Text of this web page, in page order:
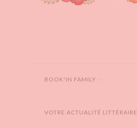
BOOK'IN FAMILY
VOTRE ACTUALITÉ LITTÉRAIRE